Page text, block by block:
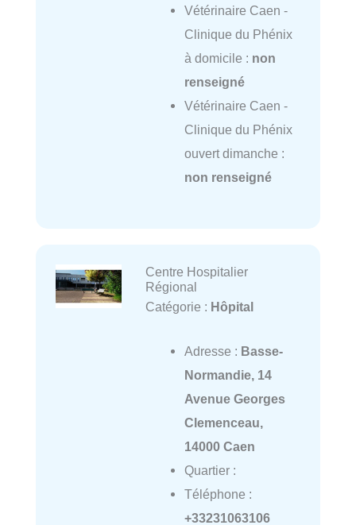
Vétérinaire Caen -
Clinique du Phénix
à domicile : non
renseigné
Vétérinaire Caen -
Clinique du Phénix
ouvert dimanche :
non renseigné
Centre Hospitalier
Régional
Catégorie : Hôpital
Adresse : Basse-
Normandie, 14
Avenue Georges
Clemenceau,
14000 Caen
Quartier :
Téléphone :
+33231063106